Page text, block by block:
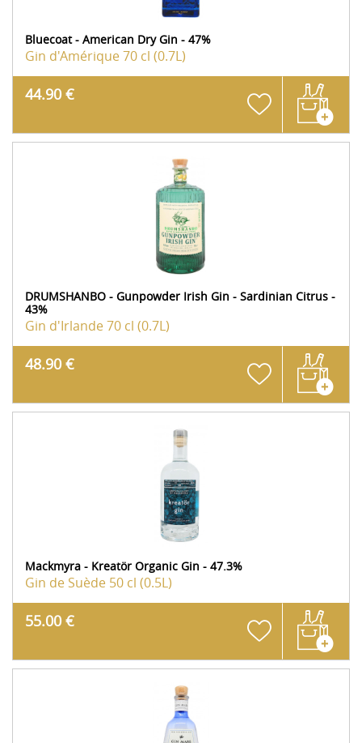
Bluecoat - American Dry Gin - 47%
Gin d'Amérique70 cl (0.7L)
44.90 €
DRUMSHANBO - Gunpowder Irish Gin - Sardinian Citrus -
43%
Gin d'Irlande70 cl (0.7L)
48.90 €
Mackmyra - Kreatör Organic Gin - 47.3%
Gin de Suède 50 cl (0.5L)
55.00 €